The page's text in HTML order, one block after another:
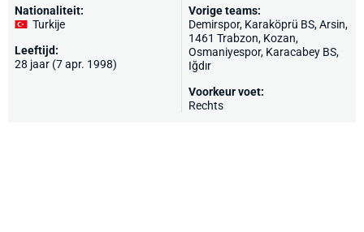
Nationaliteit:
Turkije
Leeftijd:
28 jaar (7 apr. 1998)
Vorige teams:
Demirspor, Karaköprü BS, Arsin,
1461 Trabzon, Kozan,
Osmaniyespor, Karacabey BS,
Iğdır
Voorkeur voet:
Rechts